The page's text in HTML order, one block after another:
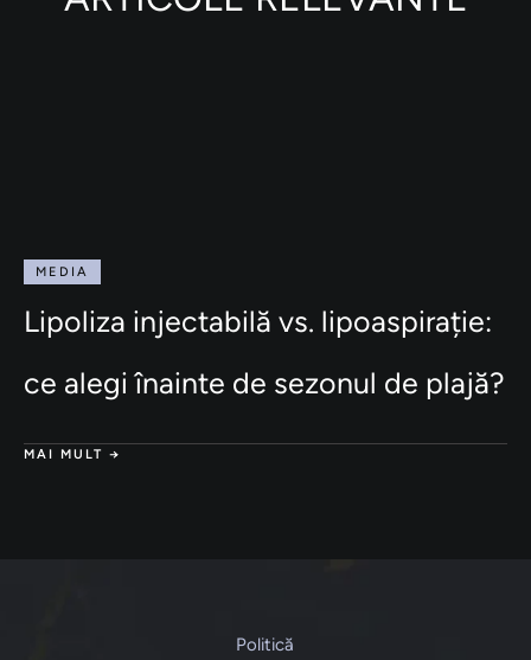
MEDIA
Lipoliza injectabilă vs. lipoaspirație:
ce alegi înainte de sezonul de plajă?
MAI MULT →
Politică